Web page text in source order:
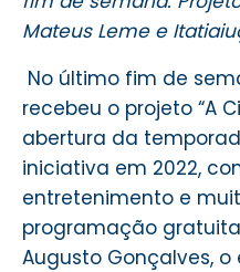
Mateus Leme e
No último fim de
recebeu o projeto “A
abertura da
iniciativa em 2022,
entretenimento e
programação
Augusto Gonçalves,